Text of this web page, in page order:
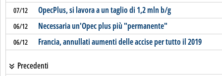
07/12 OpecPlus, si lavora a un taglio di 1,2 mln b/g
06/12 Necessaria un'Opec plus più "permanente"
06/12 Francia, annullati aumenti delle accise per tutto il 2019
Precedenti